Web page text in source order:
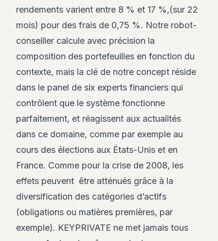
rendements varient entre 8 % et 17 %,(sur 22
mois) pour des frais de 0,75 %. Notre robot-
conseiller calcule avec précision la
composition des portefeuilles en fonction du
contexte, mais la clé de notre concept réside
dans le panel de six experts financiers qui
contrôlent que le système fonctionne
parfaitement, et réagissent aux actualités
dans ce domaine, comme par exemple au
cours des élections aux États-Unis et en
France. Comme pour la crise de 2008, les
effets peuvent être atténués grâce à la
diversification des catégories d’actifs
(obligations ou matières premières, par
exemple). KEYPRIVATE ne met jamais tous